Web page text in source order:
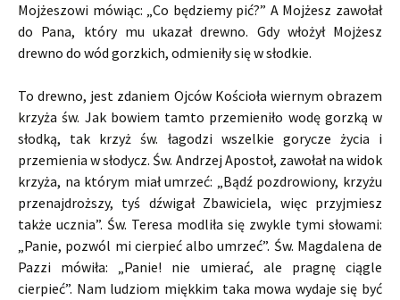
Mojżeszowi mówiąc: „Co będziemy pić?” A Mojżesz zawołał
do Pana, który mu ukazał drewno. Gdy włożył Mojżesz
drewno do wód gorzkich, odmieniły się w słodkie.
To drewno, jest zdaniem Ojców Kościoła wiernym obrazem
krzyża św. Jak bowiem tamto przemieniło wodę gorzką w
słodką, tak krzyż św. łagodzi wszelkie gorycze życia i
przemienia w słodycz. Św. Andrzej Apostoł, zawołał na widok
krzyża, na którym miał umrzeć: „Bądź pozdrowiony, krzyżu
przenajdroższy, tyś dźwigał Zbawiciela, więc przyjmiesz
także ucznia”. Św. Teresa modliła się zwykle tymi słowami:
„Panie, pozwól mi cierpieć albo umrzeć”. Św. Magdalena de
Pazzi mówiła: „Panie! nie umierać, ale pragnę ciągle
cierpieć”. Nam ludziom miękkim taka mowa wydaje się być